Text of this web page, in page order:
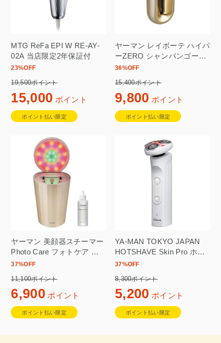
MTG ReFa EPI W RE-AY-
02A 当店限定2年保証付
23%OFF
19,500ポイント
15,000 ポイント
ポイント払い限定
ヤーマン レイボーテ ハイパ
ーZERO シャンパンゴール
ド YJEA4N
36%OFF
15,400ポイント
9,800 ポイント
ポイント払い限定
ヤーマン 美顔器スチーマー
Photo Care フォトケア コ
フレセット シャンパンゴー
37%OFF
11,100ポイント
6,900 ポイント
ポイント払い限定
YA-MAN TOKYO JAPAN
HOTSHAVE Skin Pro ホワ
イト YJEC1W
37%OFF
8,300ポイント
5,200 ポイント
ポイント払い限定